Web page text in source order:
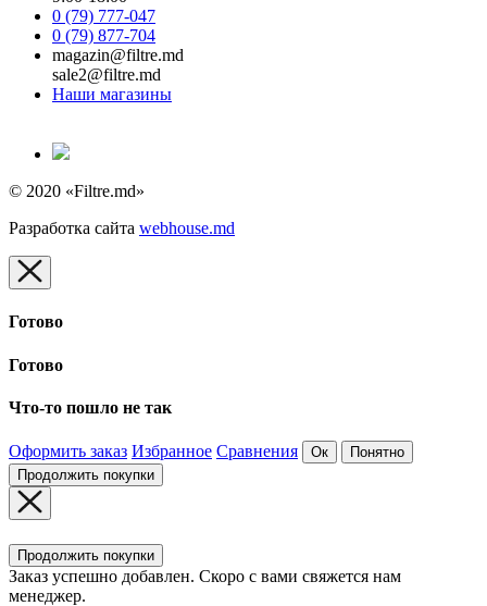
0 (79) 777-047
0 (79) 877-704
magazin@filtre.md
sale2@filtre.md
Наши магазины
© 2020 «Filtre.md»
Разработка сайта webhouse.md
Готово
Готово
Что-то пошло не так
Оформить заказ Избранное Сравнения Ок
Понятно
Продолжить покупки
Продолжить покупки
Заказ успешно добавлен. Скоро с вами свяжется нам
менеджер.